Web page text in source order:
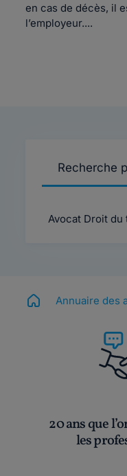
en cas de décès, il
l’employeur....
Recherche
Avocat Droit du
Annuaire des
20 ans que
les